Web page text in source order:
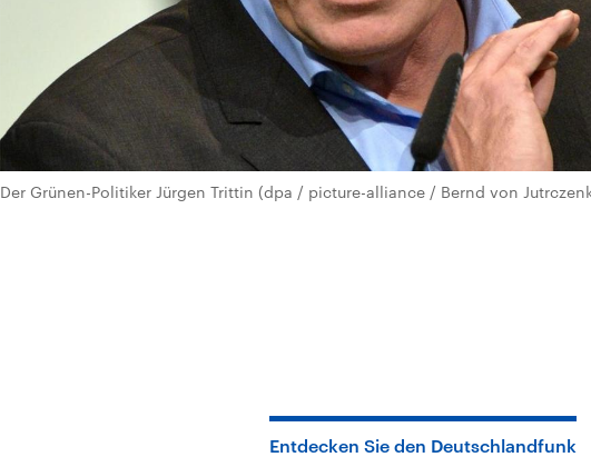
Der Grünen-Politiker Jürgen Trittin (dpa / picture-alliance / Bernd von
Entdecken Sie den Deutschlandfunk